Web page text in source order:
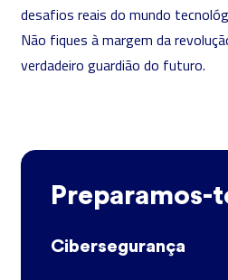
desafios reais do mundo
Não fiques à margem da
verdadeiro guardião do futuro.
Preparamos-
Cibersegurança